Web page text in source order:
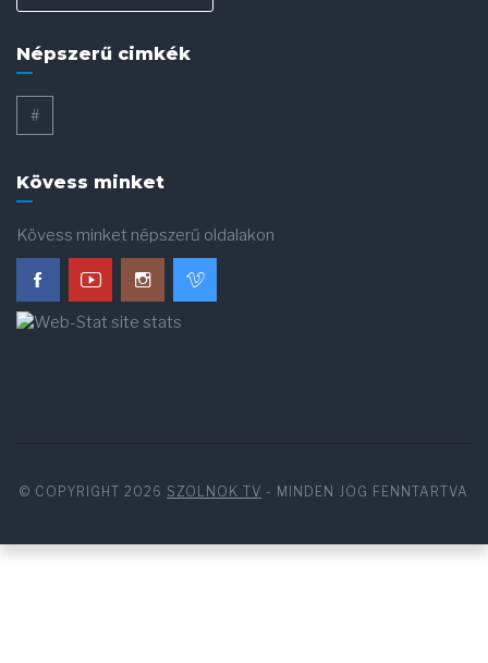
Népszerű cimkék
#
Kövess minket
Kövess minket népszerű oldalakon
© COPYRIGHT 2026 SZOLNOK TV - MINDEN JOG FENNTARTVA